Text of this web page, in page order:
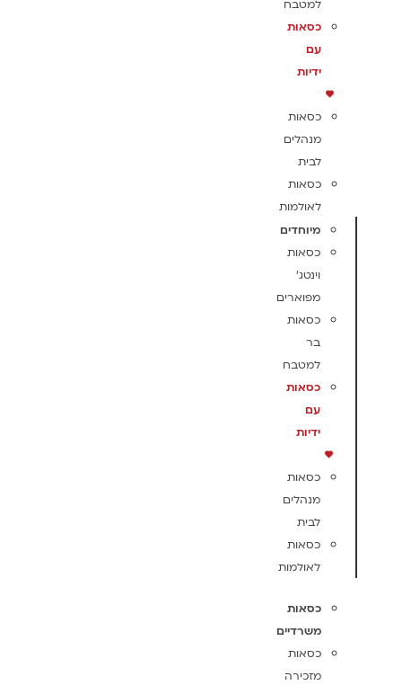
למטבח
כסאות
עם
ידיות
כסאות
מנהלים
לבית
כסאות
לאולמות
מיוחדים
כסאות
וינטג'
מפוארים
כסאות
בר
למטבח
כסאות
עם
ידיות
כסאות
מנהלים
לבית
כסאות
לאולמות
כסאות
משרדיים
כסאות
מזכירה